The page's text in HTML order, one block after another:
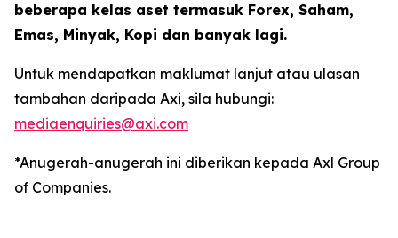
beberapa kelas aset termasuk Forex, Saham,
Emas, Minyak, Kopi dan banyak lagi.
Untuk mendapatkan maklumat lanjut atau ulasan
tambahan daripada Axi, sila hubungi:
mediaenquiries@axi.com
*Anugerah-anugerah ini diberikan kepada Axl Group
of Companies.